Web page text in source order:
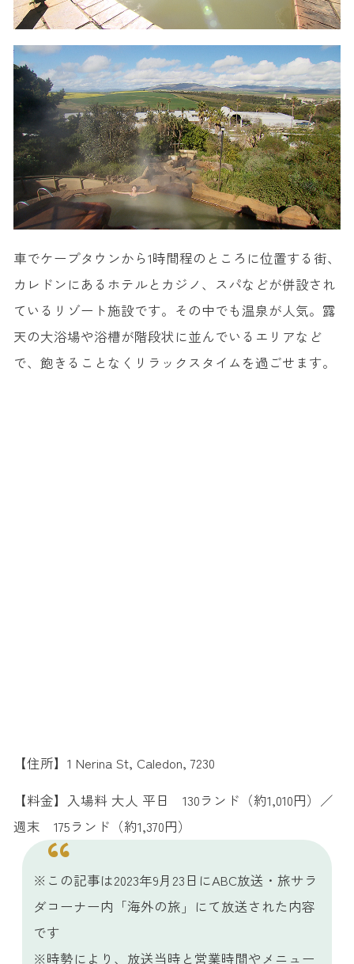
車でケープタウンから1時間程のところに位置する街、
カレドンにあるホテルとカジノ、スパなどが併設され
ているリゾート施設です。その中でも温泉が人気。露
天の大浴場や浴槽が階段状に並んでいるエリアなど
で、飽きることなくリラックスタイムを過ごせます。
【住所】1 Nerina St, Caledon, 7230
【料金】入場料 大人 平日 130ランド（約1,010円）／
週末 175ランド（約1,370円）
※この記事は2023年9月23日にABC放送・旅サラ
ダコーナー内「海外の旅」にて放送された内容
です
※時勢により、放送当時と営業時間やメニュー